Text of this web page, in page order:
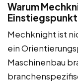
Warum
Mechknight ist
ein
Maschinenbau